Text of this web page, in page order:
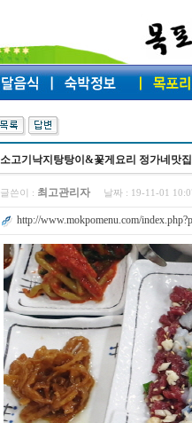
소고기낙지탕탕이&꽃게요리 정가네맛집
글쓴이 : 최고관리자 날짜 : 19-11-01
http://www.mokpomenu.com/